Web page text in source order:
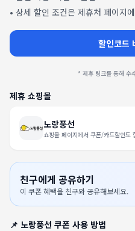
• 상세 할인 조건은 제휴처 페이지
할인코드
* 제휴 링크를 통해 수
제휴 쇼핑몰
노랑풍선
쇼핑몰 페이지에서 쿠폰/카드할인도
친구에게 공유하기
이 쿠폰 혜택을 친구와 공유해보세요.
📌 노랑풍선 쿠폰 사용 방법